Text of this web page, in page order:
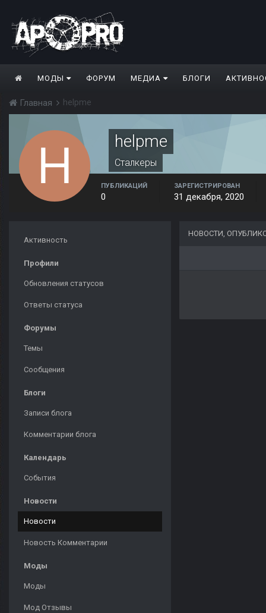
МОДЫ ФОРУМ МЕДИА БЛОГИ
Главная helpme
helpme
Сталкеры
ПУБЛИКАЦИЙ
0
ЗАРЕГИСТРИРОВАН
31 декабря, 2020
Активность
Профили
Обновления статусов
Ответы статуса
Форумы
Темы
Сообщения
Блоги
Записи блога
Комментарии блога
Календарь
События
Новости
Новости
Новость Комментарии
Моды
Моды
Мод Отзывы
НОВОСТИ,